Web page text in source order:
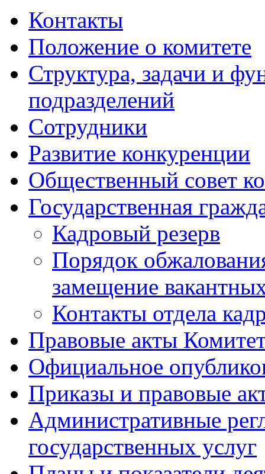
Контакты
Положение о комитете
Структура, задачи и
подразделений
Сотрудники
Развитие конкуренции
Общественный совет
Государственная
Кадровый резерв
Порядок
замещение
Контакты отдела
Правовые акты
Официальное
Приказы и правовые
Административные
государственных услуг